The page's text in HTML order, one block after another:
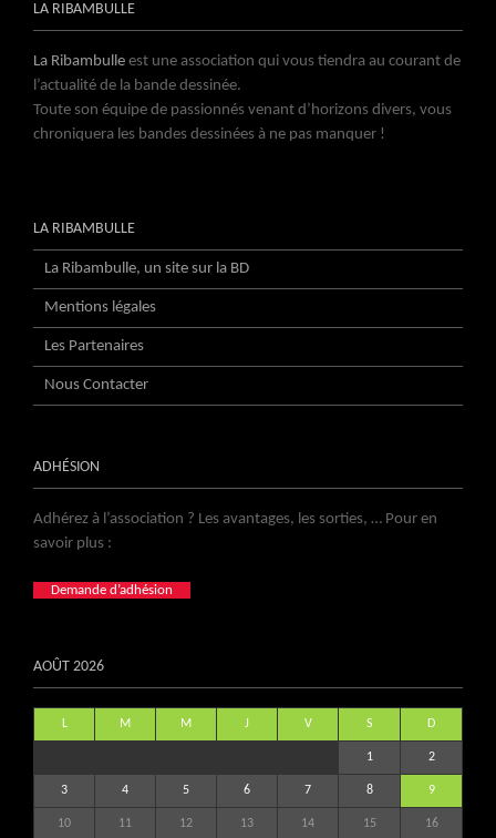
LA RIBAMBULLE
La Ribambulle est une association qui vous tiendra au courant de
l’actualité de la bande dessinée.
Toute son équipe de passionnés venant d’horizons divers, vous
chroniquera les bandes dessinées à ne pas manquer !
LA RIBAMBULLE
La Ribambulle, un site sur la BD
Mentions légales
Les Partenaires
Nous Contacter
ADHÉSION
Adhérez à l’association ? Les avantages, les sorties, … Pour en
savoir plus :
Demande d’adhésion
AOÛT 2026
L M M J V S D
1 2
3 4 5 6 7 8 9
10 11 12 13 14 15 16